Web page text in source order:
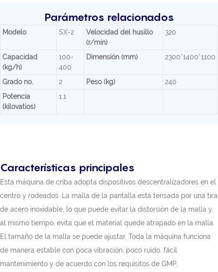
Parámetros relacionados
Modelo SX-2
Velocidad del husillo
(r/min)
320
Capacidad
(kg/h)
100-
400
Dimensión (mm) 2300*1400*1100
Grado no. 2 Peso (kg)
240
Potencia
(kilovatios)
1.1
Características principales
Esta máquina de criba adopta dispositivos descentralizadores en el
centro y rodeados. La malla de la pantalla está tensada por una tira
de acero inoxidable, lo que puede evitar la distorsión de la malla y,
al mismo tiempo, evita que el material quede atrapado en la malla.
El tamaño de la malla se puede ajustar. Toda la máquina funciona
de manera estable con poca vibración, poco ruido, fácil
mantenimiento y de acuerdo con los requisitos de GMP.